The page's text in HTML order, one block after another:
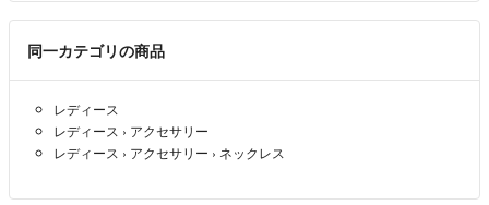
同一カテゴリの商品
レディース
レディース › アクセサリー
レディース › アクセサリー › ネックレス